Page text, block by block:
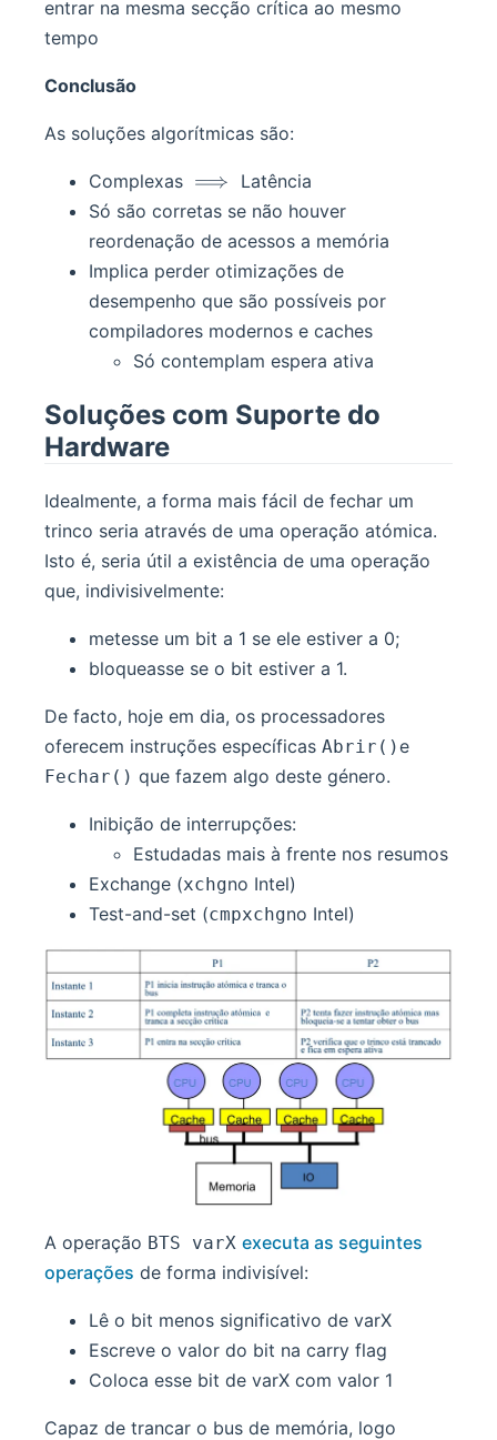
entrar na mesma secção crítica ao mesmo
tempo
Conclusão
As soluções algorítmicas são:
Complexas \implies
⟹
Latência
Só são corretas se não houver
reordenação de acessos a memória
Implica perder otimizações de
desempenho que são possíveis por
compiladores modernos e caches
Só contemplam espera ativa
Soluções com Suporte do
Hardware
Idealmente, a forma mais fácil de fechar um
trinco seria através de uma operação atómica.
Isto é, seria útil a existência de uma operação
que, indivisivelmente:
metesse um bit a 1 se ele estiver a 0;
bloqueasse se o bit estiver a 1.
De facto, hoje em dia, os processadores
oferecem instruções específicas Abrir()e
Fechar() que fazem algo deste género.
Inibição de interrupções:
Estudadas mais à frente nos resumos
Exchange (xchgno Intel)
Test-and-set (cmpxchgno Intel)
A operação BTS varX executa as seguintes
operações de forma indivisível:
Lê o bit menos significativo de varX
Escreve o valor do bit na carry flag
Coloca esse bit de varX com valor 1
Capaz de trancar o bus de memória, logo